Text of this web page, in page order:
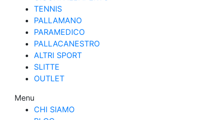
TENNIS
PALLAMANO
PARAMEDICO
PALLACANESTRO
ALTRI SPORT
SLITTE
OUTLET
Menu
CHI SIAMO